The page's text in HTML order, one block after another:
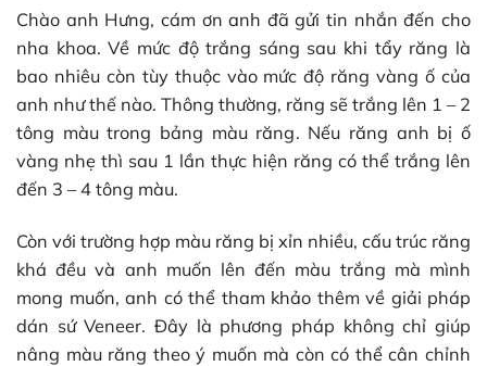
Chào anh Hưng, cám ơn anh đã gửi tin nhắn đến cho
nha khoa. Về mức độ trắng sáng sau khi tẩy răng là
bao nhiêu còn tùy thuộc vào mức độ răng vàng ố của
anh như thế nào. Thông thường, răng sẽ trắng lên 1 – 2
tông màu trong bảng màu răng. Nếu răng anh bị ố
vàng nhẹ thì sau 1 lần thực hiện răng có thể trắng lên
đến 3 – 4 tông màu.
Còn với trường hợp màu răng bị xỉn nhiều, cấu trúc răng
khá đều và anh muốn lên đến màu trắng mà mình
mong muốn, anh có thể tham khảo thêm về giải pháp
dán sứ Veneer. Đây là phương pháp không chỉ giúp
nâng màu răng theo ý muốn mà còn có thể cân chỉnh